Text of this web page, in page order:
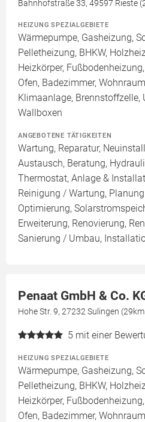
Bahnhofstraße 33, 49597 Rieste
HEIZUNG SPEZIALGEBIETE
Wärmepumpe, Gasheizung,
Pelletheizung, BHKW,
Heizkörper,
Ofen, Badezimmer,
Klimaanlage, Brennstoffzelle,
Wallboxen
ANGEBOTENE TÄTIGKEITEN
Wartung, Reparatur,
Austausch, Beratung,
Thermostat, Anlage &
Reinigung / Wartung,
Optimierung,
Erweiterung, Renovierung,
Sanierung / Umbau,
Penaat GmbH & Co.
Hohe Str. 9, 27232 Sulingen
5 mit einer
HEIZUNG SPEZIALGEBIETE
Wärmepumpe, Gasheizung,
Pelletheizung, BHKW,
Heizkörper,
Ofen, Badezimmer,